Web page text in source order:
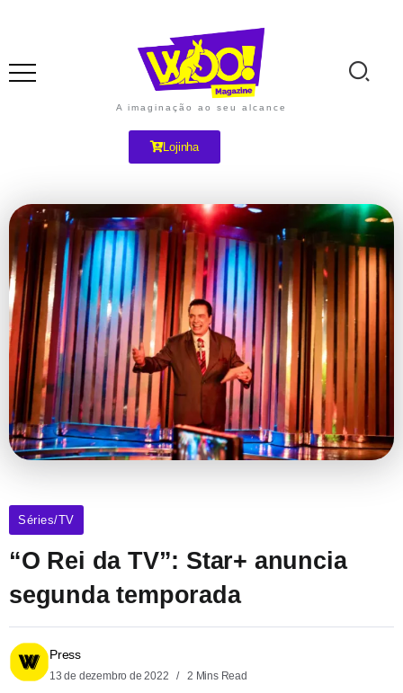
A imaginação ao seu alcance
Lojinha
Séries/TV
“O Rei da TV”: Star+ anuncia
segunda temporada
Press
13 de dezembro de 2022 2 Mins Read